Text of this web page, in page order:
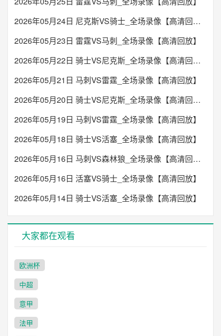
2026年05月24日 尼克斯VS骑士_全场录像【高清回放】
2026年05月23日 雷霆VS马刺_全场录像【高清回放】
2026年05月22日 骑士VS尼克斯_全场录像【高清回放】
2026年05月21日 马刺VS雷霆_全场录像【高清回放】
2026年05月20日 骑士VS尼克斯_全场录像【高清回放】
2026年05月19日 马刺VS雷霆_全场录像【高清回放】
2026年05月18日 骑士VS活塞_全场录像【高清回放】
2026年05月16日 马刺VS森林狼_全场录像【高清回放】
2026年05月16日 活塞VS骑士_全场录像【高清回放】
2026年05月14日 骑士VS活塞_全场录像【高清回放】
大家都在观看
欧洲杯
中超
意甲
法甲